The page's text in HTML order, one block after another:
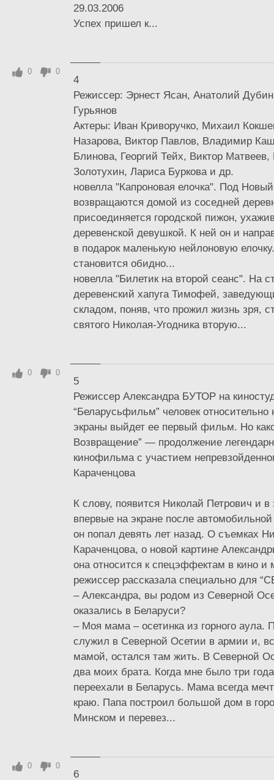
29.03.2006
Успех пришел к...
4
Режиссер: Эрнест Ясан, Анатолий
Гурьянов
Актеры: Иван Криворучко, Михаил
Назарова, Виктор Павлов, Владимир
Блинова, Георгий Тейх, Виктор
Золотухин, Лариса Буркова и др.
новелла "Капроновая елочка". Под
возвращаются домой из соседней
присоединяется городской пижон,
деревенской девушкой. К ней он и
в подарок маленькую нейлоновую
становится обидно...
новелла "Билетик на второй сеанс". На
деревенский хапуга Тимофей,
складом, поняв, что прожил жизнь зря,
святого Николая-Угодника вторую...
0 0
5
Режиссер Александра БУТОР на
“Беларусьфильм” человек
экраны выйдет ее первый фильм. Но
Возвращение” — продолжение
кинофильма с участием
Караченцова
К слову, появится Николай Петрович и в
впервые на экране после
он попал девять лет назад. О съемках
Караченцова, о новой картине
она относится к спецэффектам в кино и
режиссер рассказала специально для
– Александра, вы родом из Северной
оказались в Беларуси?
– Моя мама – осетинка из горного аула.
служил в Северной Осетии в армии и,
мамой, остался там жить. В Северной
два моих брата. Когда мне было три
переехали в Беларусь. Мама всегда
краю. Папа построил большой дом в
Минском и перевез...
0 0
6
0 0